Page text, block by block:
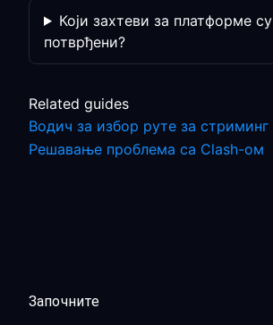
Који захтеви за платформе су
потврђени?
Related guides
Водич за избор руте за стриминг
Решавање проблема са Clash-ом
Започните